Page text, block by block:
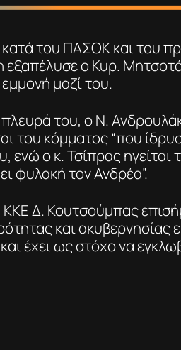
του ΠΑΣΟΚ και του
εξαπέλυσε ο Κυρ.
εμμονή μαζί του.
του, ο Ν.
του κόμματος “που
ενώ ο κ. Τσίπρας ηγείται
φυλακή τον Ανδρέα”.
ΚΚΕ Δ. Κουτσούμπας
και ακυβερνησίας
έχει ως στόχο να